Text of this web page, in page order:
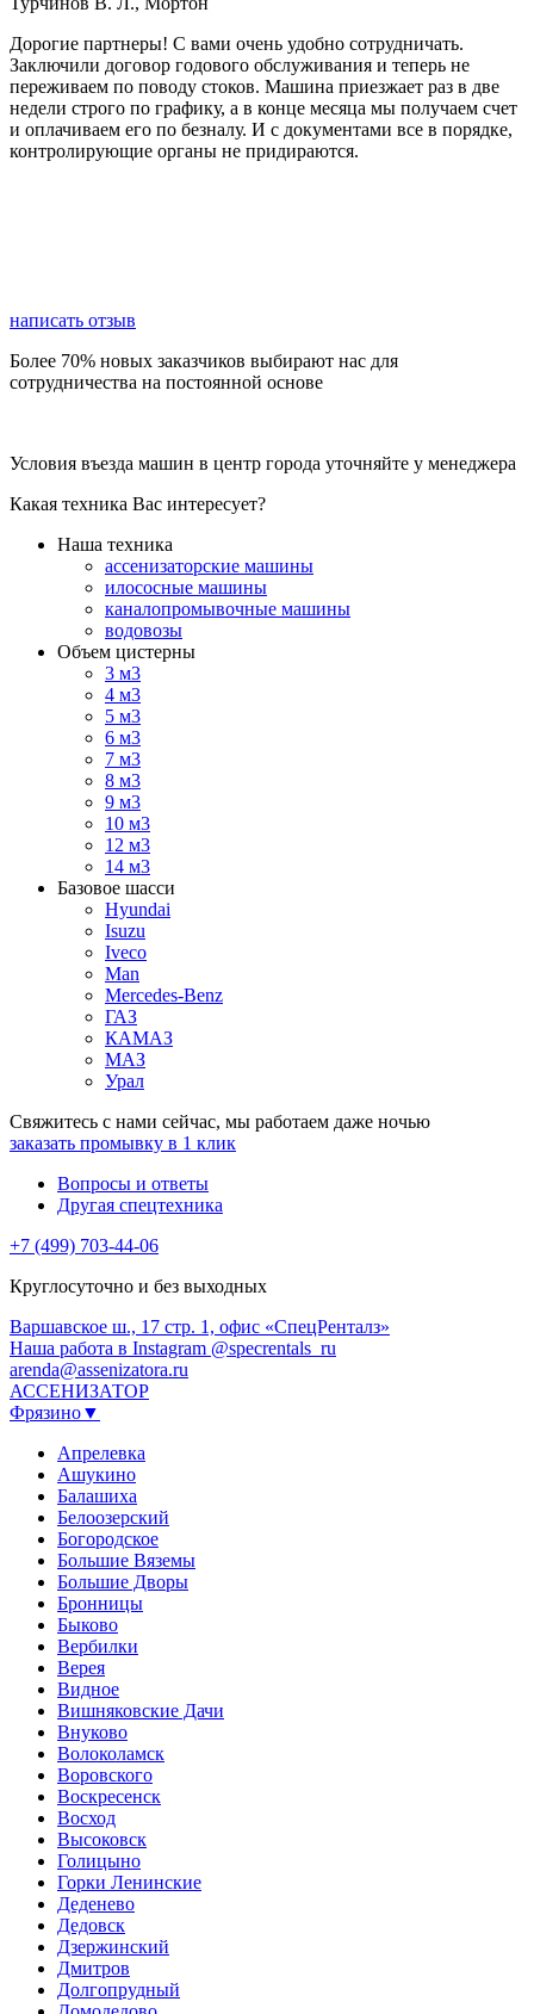
Дорогие партнеры! С вами очень удобно сотрудничать.
Заключили договор годового обслуживания и теперь не
переживаем по поводу стоков. Машина приезжает раз в две
недели строго по графику, а в конце месяца мы получаем счет
и оплачиваем его по безналу. И с документами все в порядке,
контролирующие органы не придираются.
написать отзыв
Более 70% новых заказчиков выбирают нас для
сотрудничества на постоянной основе
Условия въезда машин в центр города уточняйте у менеджера
Какая техника Вас интересует?
Наша техника
ассенизаторские машины
илососные машины
каналопромывочные машины
водовозы
Объем цистерны
3 м3
4 м3
5 м3
6 м3
7 м3
8 м3
9 м3
10 м3
12 м3
14 м3
Базовое шасси
Hyundai
Isuzu
Iveco
Man
Mercedes-Benz
ГАЗ
КАМАЗ
МАЗ
Урал
Свяжитесь с нами сейчас, мы работаем даже ночью
заказать промывку в 1 клик
Вопросы и ответы
Другая спецтехника
+7 (499) 703-44-06
Круглосуточно и без выходных
Варшавское ш., 17 стр. 1, офис «СпецРенталз»
Наша работа в Instagram @specrentals_ru
arenda@assenizatora.ru
АССЕНИЗАТОР
Фрязино▼
Апрелевка
Ашукино
Балашиха
Белоозерский
Богородское
Большие Вяземы
Большие Дворы
Бронницы
Быково
Вербилки
Верея
Видное
Вишняковские Дачи
Внуково
Волоколамск
Воровского
Воскресенск
Восход
Высоковск
Голицыно
Горки Ленинские
Деденево
Дедовск
Дзержинский
Дмитров
Долгопрудный